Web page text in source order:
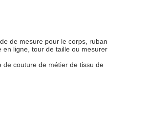
de mesure pour le corps, ruban
ligne, tour de taille ou mesurer
couture de métier de tissu de